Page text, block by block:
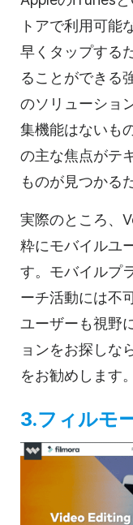
トアで利用可能
早くタップする
ることができる
のソリューショ
集機能はないも
の主な焦点がテ
ものが見つかる
実際のところ、
粋にモバイルユ
す。モバイルプ
ーチ活動には不
ユーザーも視野
ョンをお探しな
をお勧めします。
3.フィルモ